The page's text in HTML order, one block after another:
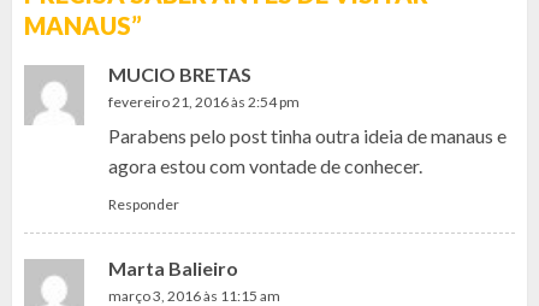
MANAUS”
MUCIO BRETAS
fevereiro 21, 2016 às 2:54 pm
Parabens pelo post tinha outra ideia de manaus e
agora estou com vontade de conhecer.
Responder
Marta Balieiro
março 3, 2016 às 11:15 am